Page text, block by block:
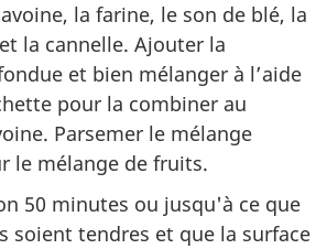
la farine, le son de blé, la
la cannelle. Ajouter la
et bien mélanger à l’aide
pour la combiner au
Parsemer le mélange
le mélange de fruits.
50 minutes ou jusqu'à ce que
soient tendres et que la surface